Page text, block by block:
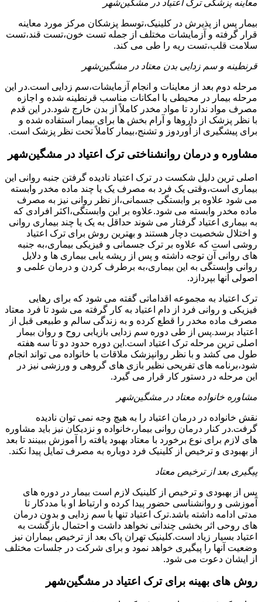
معاینه پزشکی ترک اعتیاد در مشگین‌شهر
بیمار پس از پذیرش در کلینیک،توسط پزشکان مرکز مورد معاینه
قرار گرفته و آزمایشات مختلف از جمله تست خون،تست قند،تست
سلامت قلب،تست ریه را طی می کند.
قرنطینه و سم زدایی بدن معتاد در مشگین‌شهر
مرحله دوم بعد از معاینات و انجام آزمایشات،سم زدایی است.در این
مرحله بیمار در محیطی با امکانات مناسب قرنطینه شده و اجازه
مصرف مواد ندارد تا مواد مخدر کاملاً از بدن خارج شود.در این قدم
با نظر پزشک از داروها و آرام بخش ها برای بیمار استفاده شده و
برای پیشگیری از اُوردوز و تشنج،بیمار کاملاً تحت نظر پزشک است.
مشاوره و درمان روانشناختی ترک اعتیاد در مشگین‌شهر
اصلی ترین دلیل شکست در ترک اعتیاد نادیده گرفتن جنبه روانی این
بیماری است،وقتی یک فرد به مصرف یک یا چند ماده مخدر وابسته
می شود علاوه بر وابستگی جسمانی،از نظر روانی نیز به مصرف
ماده مخدر وابسته می شود.علاوه بر این وابستگی،اکثر افرادی که
به بیماری اعتیاد گرفتار می شوند حداقل به یک یا چند بیماری روانی
و اختلال شخصیت دچار هستند و بهترین روش برای ترک اعتیاد
روشی است که علاوه بر ترک جسمانی و فیزیکی بیماری،به جنبه
های روانی آن توجه داشته و پس از ریشه یابی بیماری ها و دلایل
روانی وابستگی به این بیماری،به برطرف کردن و درمان علمی و
اصولی آنها بپردازد.
ترک اعتیاد به مجموعه اقداماتی گفته می شود که برای رهایی
فیزیکی و روانی فرد از دام اعتیاد به کار گرفته می شود تا فرد معتاد
مصرف ماده مخدر را قطع کرده و به زندگی سالم و طبیعی قبل از
اعتیاد برسد.پس از طی دوره سم زدایی بازیابی روح و روان بیمار
اصلی ترین مرحله ترک اعتیاد است.این دوره حدود دو تا سه هفته
طول می کشد و با نظر روانپزشک ملاقات با خانواده می تواند انجام
شود،برنامه های تفریحی نظیر بازی های گروهی و ورزشی نیز در
این مرحله در دستور کار قرار می گیرد.
مشاوره خانواده معتاد در مشگین‌شهر
نقش خانواده در درمان اعتیاد را به هیچ وجه نمی توان نادیده
گرفت.در کنار درمان روانی بیمار،خانواده و نزدیکان نیز باید مشاوره
های لازم برای نوع برخورد با معتاد بهبود یافته را آموزش ببینند تا بعد
از بهبودی و ترخیص از کلینیک فرد دوباره به مصرف تمایل پیدا نکند.
پیگیری بعد از ترخیص معتاد
پس از بهبودی و ترخیص از کلینیک لازم است بیمار در دوره های
آموزشی و روانشناسی حضور پیدا کرده و ارتباط او با مددکار تا
مدتی ادامه داشته باشد.ترک اعتیاد تنها با سم زدایی و بدون درمان
های روحی اثر بخشی چندانی نخواهد داشت و احتمال بازگشت به
اعتیاد بسیار زیاد است.کلینیک تهران پاک بعد از ترخیص بیماران نیز
وضعیت آنها را پیگیری خواهد نمود و برای شرکت در جلسات مختلف
از ایشان دعوت می شود.
روش های بهینه برای ترک اعتیاد در مشگین‌شهر